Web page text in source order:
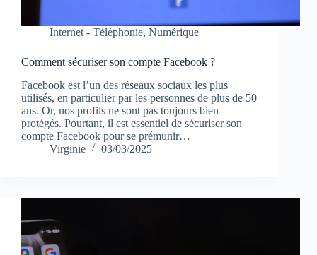
Internet - Téléphonie, Numérique
Comment sécuriser son compte Facebook ?
Facebook est l’un des réseaux sociaux les plus
utilisés, en particulier par les personnes de plus de 50
ans. Or, nos profils ne sont pas toujours bien
protégés. Pourtant, il est essentiel de sécuriser son
compte Facebook pour se prémunir…
Virginie
03/03/2025